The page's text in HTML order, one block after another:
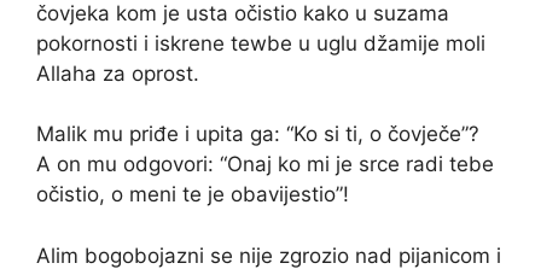
čovjeka kom je usta očistio kako u suzama
pokornosti i iskrene tewbe u uglu džamije moli
Allaha za oprost.
Malik mu priđe i upita ga: “Ko si ti, o čovječe”?
A on mu odgovori: “Onaj ko mi je srce radi tebe
očistio, o meni te je obavijestio”!
Alim bogobojazni se nije zgrozio nad pijanicom i